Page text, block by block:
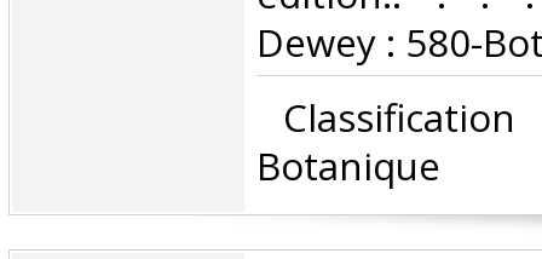
Dewey : 580-
Botanique‎